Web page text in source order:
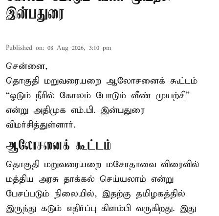
இன்பதுரை
Published on: 08 Aug 2026, 3:10 pm
சென்னை,
தொகுதி மறுவரையறை ஆலோசனைக் கூட்டம்
“ஓடும் நீரில் கோலம் போடும் வீண் முயற்சி”
என்று அதிமுக எம்.பி. இன்பதுரை
விமர்சித்துள்ளார்.
ஆலோசனைக் கூட்டம்
தொகுதி மறுவரையறை மசோதாவை விரைவில்
மத்திய அரசு தாக்கல் செய்யலாம் என்று
பேசப்படும் நிலையில், இதற்கு தமிழகத்தில்
இருந்து கடும் எதிர்ப்பு கிளம்பி வருகிறது. இது